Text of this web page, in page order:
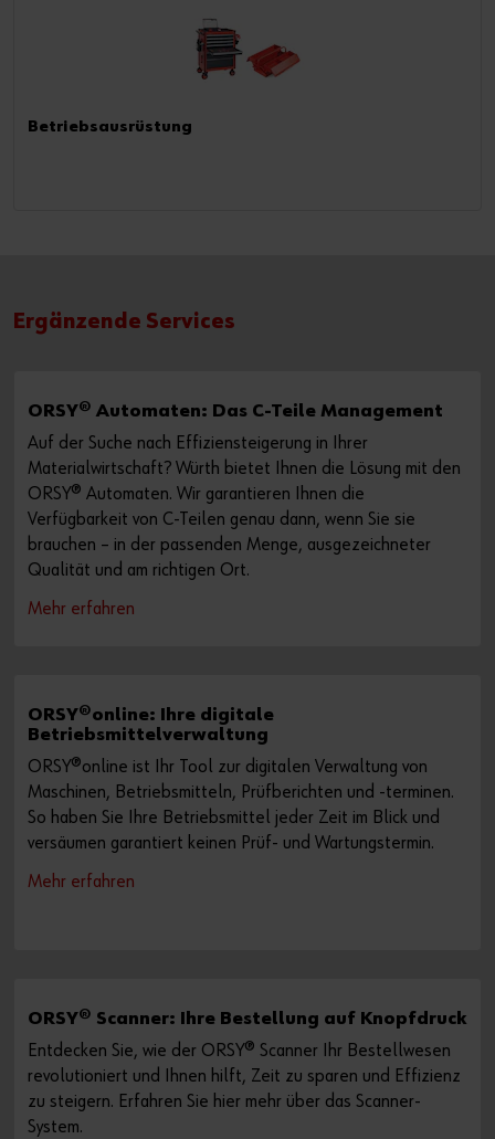
Betriebsausrüstung
Ergänzende Services
ORSY® Automaten: Das C-Teile Management
Auf der Suche nach Effiziensteigerung in Ihrer
Materialwirtschaft? Würth bietet Ihnen die Lösung mit den
ORSY® Automaten. Wir garantieren Ihnen die
Verfügbarkeit von C-Teilen genau dann, wenn Sie sie
brauchen – in der passenden Menge, ausgezeichneter
Qualität und am richtigen Ort.
Mehr erfahren
ORSY®online: Ihre digitale
Betriebsmittelverwaltung
ORSY®online ist Ihr Tool zur digitalen Verwaltung von
Maschinen, Betriebsmitteln, Prüfberichten und -terminen.
So haben Sie Ihre Betriebsmittel jeder Zeit im Blick und
versäumen garantiert keinen Prüf- und Wartungstermin.
Mehr erfahren
ORSY® Scanner: Ihre Bestellung auf Knopfdruck
Entdecken Sie, wie der ORSY® Scanner Ihr Bestellwesen
revolutioniert und Ihnen hilft, Zeit zu sparen und Effizienz
zu steigern. Erfahren Sie hier mehr über das Scanner-
System.